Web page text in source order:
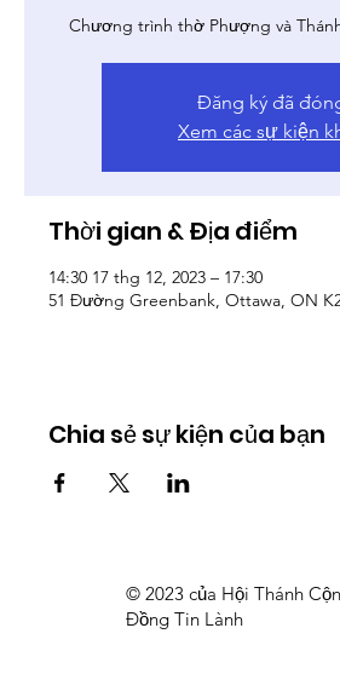
Chương trình thờ Phượng và
Đăng ký đã
Xem các sự kiện
Thời gian & Địa điểm
14:30 17 thg 12, 2023 – 17:30
51 Đường Greenbank, Ottawa, ON
Chia sẻ sự kiện của bạn
© 2023 của Hội Thánh
Đồng Tin Lành